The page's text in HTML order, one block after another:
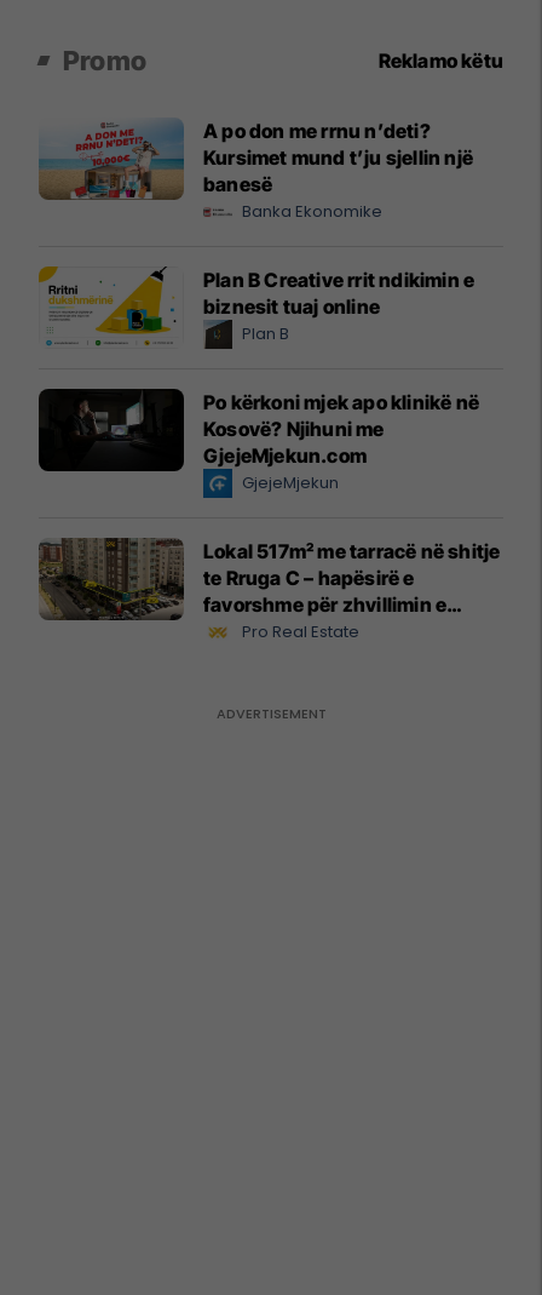
Promo Reklamo këtu
A po don me rrnu n’deti?
Kursimet mund t’ju sjellin një
banesë
Banka Ekonomike
Plan B Creative rrit ndikimin e
biznesit tuaj online
Plan B
Po kërkoni mjek apo klinikë në
Kosovë? Njihuni me
GjejeMjekun.com
GjejeMjekun
Lokal 517m² me tarracë në shitje
te Rruga C – hapësirë e
favorshme për zhvillimin e
biznesit #15796
Pro Real Estate